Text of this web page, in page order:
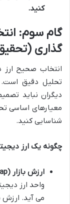
کنید.
گام سوم:
گذاری
انتخاب صحیح ارز
تحلیل دقیق است.
دیگران نباید
معیارهای اساسی
شناسایی کنید.
چگونه یک ارز
ارزش بازار (Market Cap):
واحد ارز
می آید. ارزش